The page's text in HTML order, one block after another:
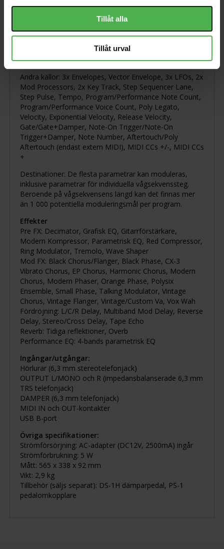
Tillåt alla
Tillåt urval
Reject, 4-polig LPF, 4-polig HPF, 4-polig BPF, 4-polig
Band Reject, Multi Filter, MS-20 LPF, MS-20 HPF, Polysix
Styrenheter: Mod Wheel, Pitch Wheel, Vector Joystick
X/Y, 8x Program/Performance Mod Knobs
Andra källor: 3x Envelopes, Vector Envelope, 3x LFOs, 2x
Mod Processors, 2x Key Track, Step Sequencer Lane,
Step Pulse, Tempo, Program/Performance Note Count,
Program/Performance Voice Count, Poly Legato,
Velocity, Exponential Velocity, Release Velocity,
Gate/Gate+Damper, Note-On Trigger/Note-On
Trigger+Damper, Note Number, Aftertouch/Poly
Aftertouch (endast extern MIDI), MIDI CCs +/-, MIDI CCs
+
Destinationer: De flesta parametrar kan moduleras,
inklusive parametrar för individuella vågsekvenssteg.
Beroende på vågsekvensens längd kan det finnas mer
än 1 000 potentiella moduleringsmål per program.
Effekter
Pre FX: Decimator, Grafisk EQ, Gitarrförstärkare,
Modern Kompressor, Parametrisk EQ, Red Compressor,
Ring Modulator, Tremolo, Wave Shaper
Mod FX: Black Chorus/Flanger, Black Phase, CX-3
Vibrato Chorus, EP Chorus, Harmonic Chorus, Modern
Chorus, Modern Phaser, Orange Phase, Polysix
Ensemble, Small Phase, Talking Modulator, Vintage
Chorus, Vintage Flanger, Vintage/Custom Va, Vox Wah
Fördröjning: L/C/R Delay, Multiband Mod Delay, Reverse
Delay, Stereo/Cross Delay, Tape Echo
Reverb: Tidiga reflektioner, Overb
Performance EQ: 4-bands parametrisk EQ
Ingångar/utgångar:
Hörlurar (6,3 mm stereotelefonjack)
OUTPUT L/MONO och R (impedansbalanserade 6,3 mm
TRS telefonjack)
DAMPER (6,3 mm telefonjack)
MIDI IN och OUT-kontakter
USB B-port
Övriga specifikationer:
Strömförsörjning: AC-adapter (DC12V, 2500mA) ingår
Strömförbrukning: 5 W
Mått: 565 x 338 x 92 mm
Vikt: 2,9 kg
Tillbehör (säljs separat): DS-1H dämparpedal, PS-1
pedalomkopplare